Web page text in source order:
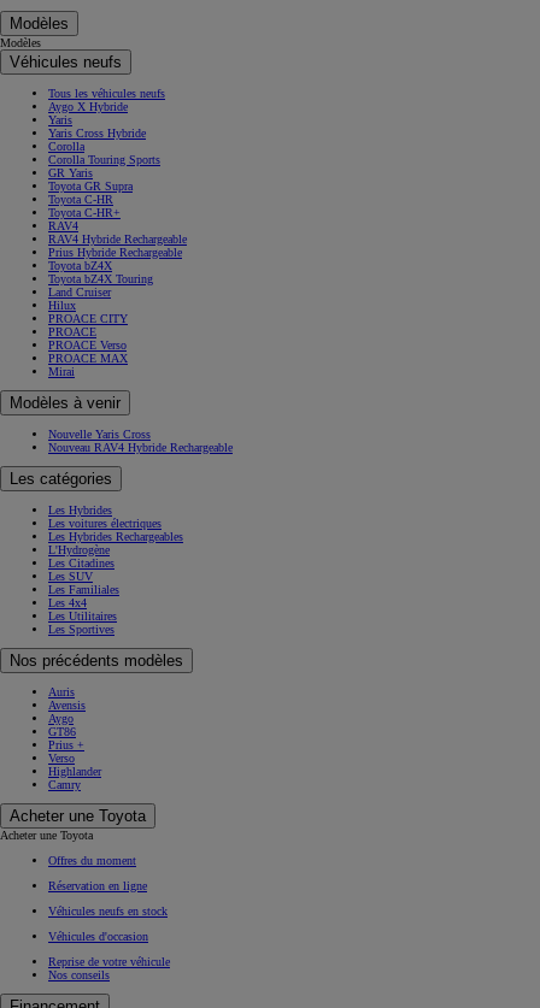
Modèles
Modèles
Véhicules neufs
Tous les véhicules neufs
Aygo X Hybride
Yaris
Yaris Cross Hybride
Corolla
Corolla Touring Sports
GR Yaris
Toyota GR Supra
Toyota C-HR
Toyota C-HR+
RAV4
RAV4 Hybride Rechargeable
Prius Hybride Rechargeable
Toyota bZ4X
Toyota bZ4X Touring
Land Cruiser
Hilux
PROACE CITY
PROACE
PROACE Verso
PROACE MAX
Mirai
Modèles à venir
Nouvelle Yaris Cross
Nouveau RAV4 Hybride Rechargeable
Les catégories
Les Hybrides
Les voitures électriques
Les Hybrides Rechargeables
L'Hydrogène
Les Citadines
Les SUV
Les Familiales
Les 4x4
Les Utilitaires
Les Sportives
Nos précédents modèles
Auris
Avensis
Aygo
GT86
Prius +
Verso
Highlander
Camry
Acheter une Toyota
Acheter une Toyota
Offres du moment
Réservation en ligne
Véhicules neufs en stock
Véhicules d'occasion
Reprise de votre véhicule
Nos conseils